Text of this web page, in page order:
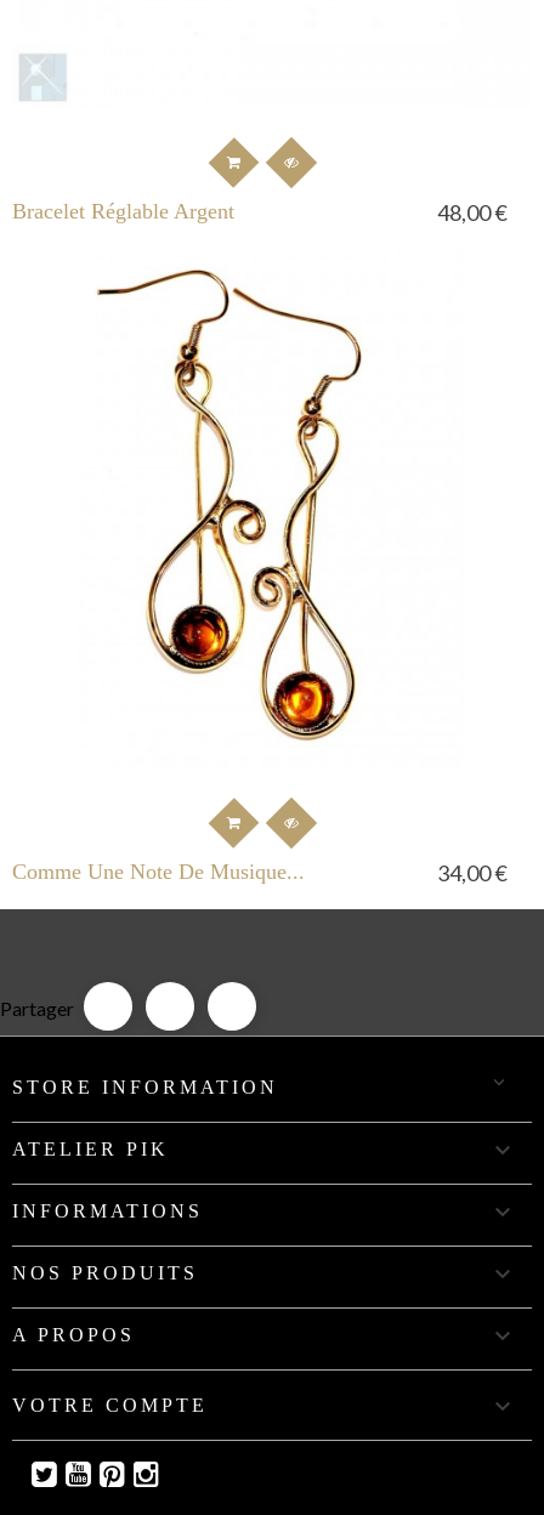
Bracelet Réglable Argent 48,00 €
Comme Une Note De Musique... 34,00 €
Partager
STORE INFORMATION 
ATELIER PIK 
INFORMATIONS 
NOS PRODUITS 
A PROPOS 
VOTRE COMPTE 
TwitterYouTube
PinterestInstagram